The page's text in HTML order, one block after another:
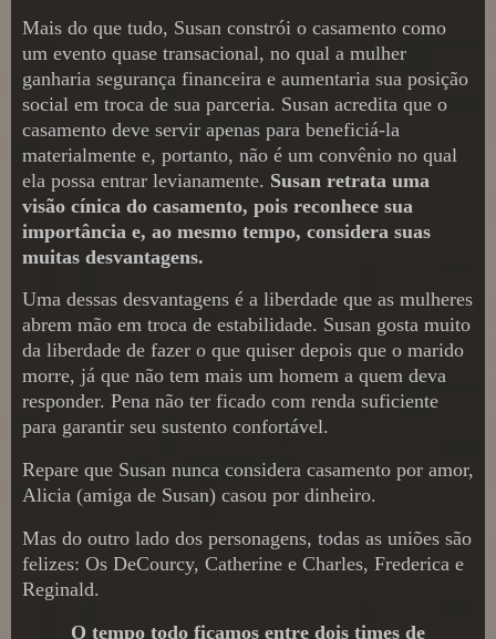
Mais do que tudo, Susan constrói o casamento como
um evento quase transacional, no qual a mulher
ganharia segurança financeira e aumentaria sua posição
social em troca de sua parceria. Susan acredita que o
casamento deve servir apenas para beneficiá-la
materialmente e, portanto, não é um convênio no qual
ela possa entrar levianamente. Susan retrata uma
visão cínica do casamento, pois reconhece sua
importância e, ao mesmo tempo, considera suas
muitas desvantagens.
Uma dessas desvantagens é a liberdade que as mulheres
abrem mão em troca de estabilidade. Susan gosta muito
da liberdade de fazer o que quiser depois que o marido
morre, já que não tem mais um homem a quem deva
responder. Pena não ter ficado com renda suficiente
para garantir seu sustento confortável.
Repare que Susan nunca considera casamento por amor,
Alicia (amiga de Susan) casou por dinheiro.
Mas do outro lado dos personagens, todas as uniões são
felizes: Os DeCourcy, Catherine e Charles, Frederica e
Reginald.
O tempo todo ficamos entre dois times de